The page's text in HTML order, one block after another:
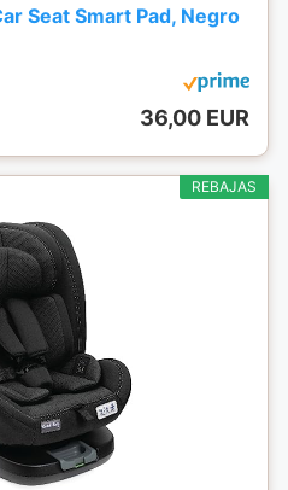
Seat Smart Pad, Negro
36,00 EUR
REBAJAS